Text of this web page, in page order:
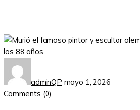
adminQP mayo 1, 2026
Comments (0)